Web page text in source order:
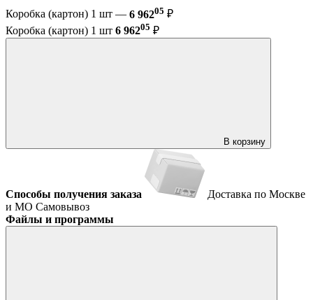
Коробка (картон) 1 шт — 6 96205 ₽
Коробка (картон) 1 шт 6 96205 ₽
В корзину
Способы получения заказа
Доставка по Москве
и МО Самовывоз
Файлы и программы